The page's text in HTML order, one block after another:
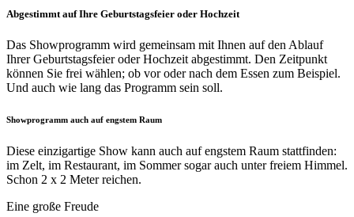
Abgestimmt auf Ihre Geburtstagsfeier oder Hochzeit
Das Showprogramm wird gemeinsam mit Ihnen auf den Ablauf
Ihrer Geburtstagsfeier oder Hochzeit abgestimmt. Den Zeitpunkt
können Sie frei wählen; ob vor oder nach dem Essen zum Beispiel.
Und auch wie lang das Programm sein soll.
Showprogramm auch auf engstem Raum
Diese einzigartige Show kann auch auf engstem Raum stattfinden:
im Zelt, im Restaurant, im Sommer sogar auch unter freiem Himmel.
Schon 2 x 2 Meter reichen.
Eine große Freude